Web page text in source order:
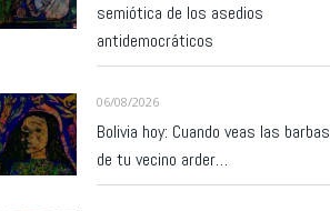
semiótica de los asedios
antidemocráticos
06/08/2026
Bolivia hoy: Cuando veas las barbas
de tu vecino arder…